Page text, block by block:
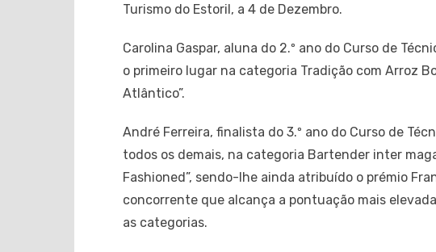
Turismo do Estoril, a 4 de Dezembro.
Carolina Gaspar, aluna do 2.º ano do Curso de
o primeiro lugar na categoria Tradição com Arroz
Atlântico”.
André Ferreira, finalista do 3.º ano do Curso de
todos os demais, na categoria Bartender inter
Fashioned”, sendo-lhe ainda atribuído o prémio
concorrente que alcança a pontuação mais
as categorias.